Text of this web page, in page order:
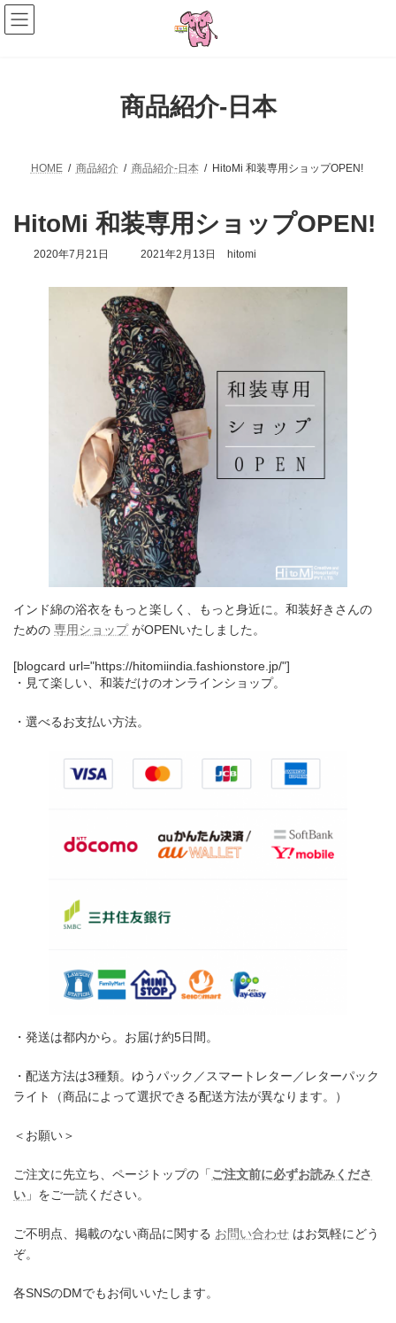
コ
ン
テ
ナ
ビ
ゲ
商品紹介-日本
HOME 商品紹介 商品紹介-日本 HitoMi 和装専用ショップOPEN!
HitoMi 和装専用ショップOPEN!
2020年7月21日
最
新
日
時
:
2021年2月13日 hitomi
インド綿の浴衣をもっと楽しく、もっと身近に。和装好きさんの
ための 専用ショップがOPENいたしました。
[blogcard url="https://hitomiindia.fashionstore.jp/"]
・見て楽しい、和装だけのオンラインショップ。
・選べるお支払い方法。
・発送は都内から。お届け約5日間。
・配送方法は3種類。ゆうパック／スマートレター／レターパック
ライト（商品によって選択できる配送方法が異なります。）
＜お願い＞
ご注文に先立ち、ページトップの「ご注文前に必ずお読みくださ
い 」をご一読ください。
ご不明点、掲載のない商品に関する お問い合わせ はお気軽にどう
ぞ。
各SNSのDMでもお伺いいたします。